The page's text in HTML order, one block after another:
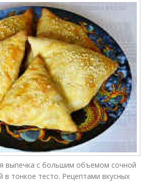
выпечка с большим объемом сочной
в тонкое тесто. Рецептами вкусных